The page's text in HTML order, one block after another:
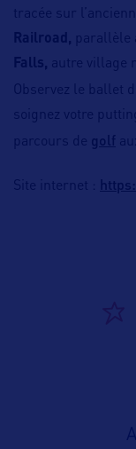
tracée sur
Railroad, parallèle
Falls, autre village
Observez le ballet
soignez votre
parcours de golf
Site internet :